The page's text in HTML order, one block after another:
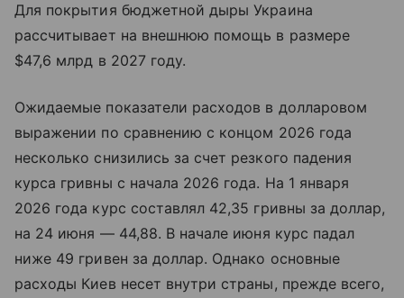
Для покрытия бюджетной дыры Украина
рассчитывает на внешнюю помощь в размере
$47,6 млрд в 2027 году.
Ожидаемые показатели расходов в долларовом
выражении по сравнению с концом 2026 года
несколько снизились за счет резкого падения
курса гривны с начала 2026 года. На 1 января
2026 года курс составлял 42,35 гривны за доллар,
на 24 июня — 44,88. В начале июня курс падал
ниже 49 гривен за доллар. Однако основные
расходы Киев несет внутри страны, прежде всего,